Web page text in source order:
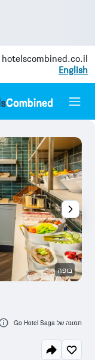
hotelscombined.co.il
English
בופה
תמונה של Go Hotel Saga